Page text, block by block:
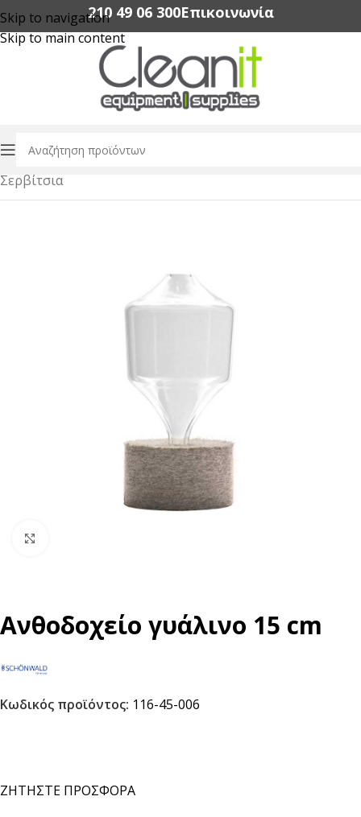
Skip to navigation
Skip to main content
210 49 06 300‬Επικοινωνία
Αρχική σελίδα/Εξοπλισμός Εστίασης
Σερβίτσια
Ανθοδοχείο γυάλινο 15 cm
Κωδικός προϊόντος: 116-45-006
ΖΗΤΗΣΤΕ ΠΡΟΣΦΟΡΑ